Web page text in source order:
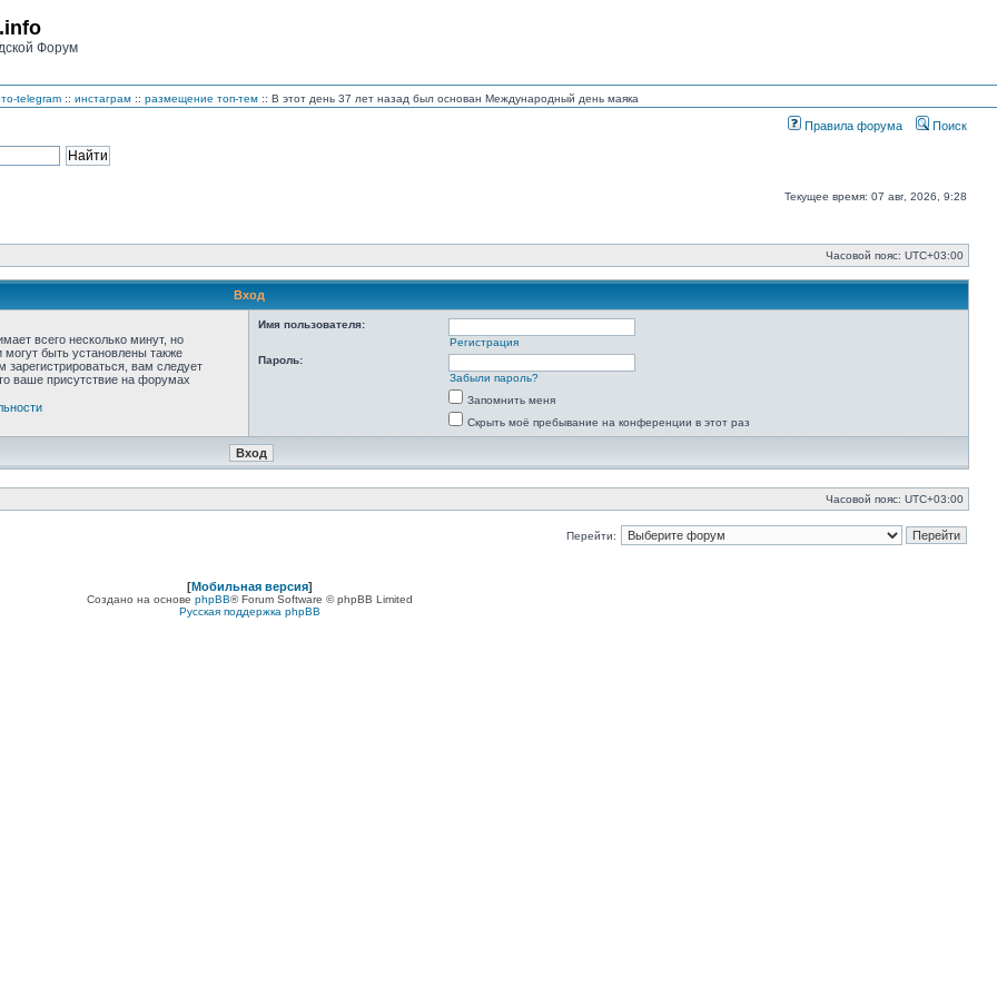
Форум
telegram :: инстаграм :: размещение топ-тем :: В этот день 37 лет назад был основан Международный день маяка
Правила форума Поиск
Текущее время: 07 авг, 2026, 9:28
Часовой пояс: UTC+03:00
Вход
всего несколько минут, но
быть установлены также
зарегистрироваться, вам следует
ваше присутствие на форумах
Имя пользователя:
Регистрация
Пароль:
Забыли пароль?
Запомнить меня
Скрыть моё пребывание на конференции в этот раз
Часовой пояс: UTC+03:00
Перейти:
[Мобильная версия]
Создано на основе phpBB® Forum Software © phpBB Limited
Русская поддержка phpBB